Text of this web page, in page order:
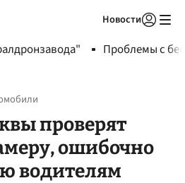
Новости
Проблемы с
проверят
ошибочно
водителям